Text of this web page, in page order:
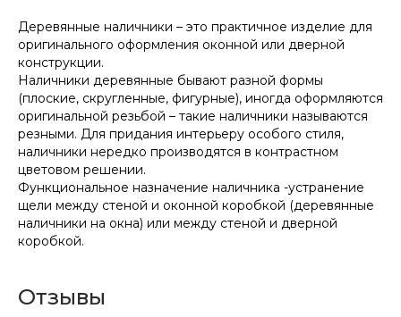
Деревянные наличники – это практичное изделие для
оригинального оформления оконной или дверной
конструкции.
Наличники деревянные бывают разной формы
(плоские, скругленные, фигурные), иногда оформляются
оригинальной резьбой – такие наличники называются
резными. Для придания интерьеру особого стиля,
наличники нередко производятся в контрастном
цветовом решении.
Функциональное назначение наличника -устранение
щели между стеной и оконной коробкой (деревянные
наличники на окна) или между стеной и дверной
коробкой.
Отзывы